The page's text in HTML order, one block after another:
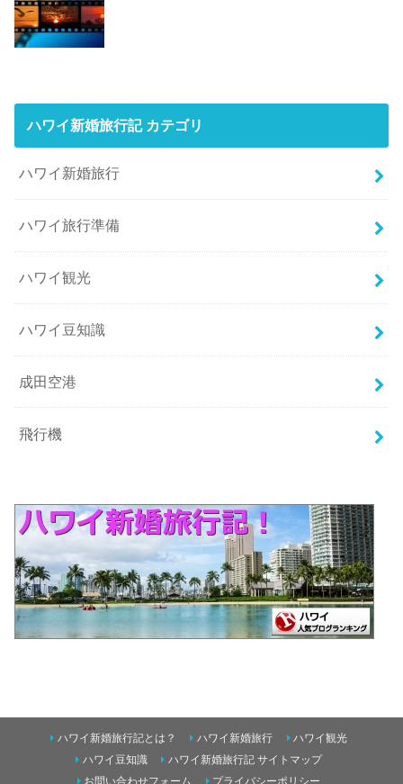
ハワイ新婚旅行記 カテゴリ
ハワイ新婚旅行
ハワイ旅行準備
ハワイ観光
ハワイ豆知識
成田空港
飛行機
ハワイ新婚旅行記とは？ ハワイ新婚旅行
ハワイ観光
ハワイ豆知識
ハワイ新婚旅行記 サイトマップ
お問い合わせフォーム
プライバシーポリシー